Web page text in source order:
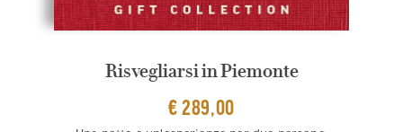
Risvegliarsi in Piemonte
€ 289,00